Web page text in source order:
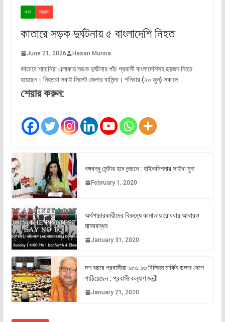
খবর প্রবাস
কাতারে সড়ক দুর্ঘটনায় ৫ বাংলাদেশি নিহত
June 21, 2026 Hasan Munna
কাতারে শাহানিয়া এলাকায় সড়ক দুর্ঘটনায় পাঁচ প্রবাসী বাংলাদেশিসহ ছয়জন নিহত
হয়েছেন। নিহতরা সবাই সিলেট জেলার বাসিন্দা। শনিবার (২০ জুন) সকালে
শেয়ার করুন:
বঙ্গবন্ধু সেন্টার হবে লন্ডনে : হাইকমিশনার সাইদা মুনা
February 1, 2020
অর্থপাচারকারীদের বিরুদ্ধে কানাডায় রোববার আবারও
মানববন্ধন
January 31, 2020
দশ বছরে প্রবাসীরা ১৫৩.১৩ বিলিয়ন মার্কিন ডলার দেশে
পাঠিয়েছেন : প্রবাসী কল্যাণ মন্ত্রী
January 21, 2020